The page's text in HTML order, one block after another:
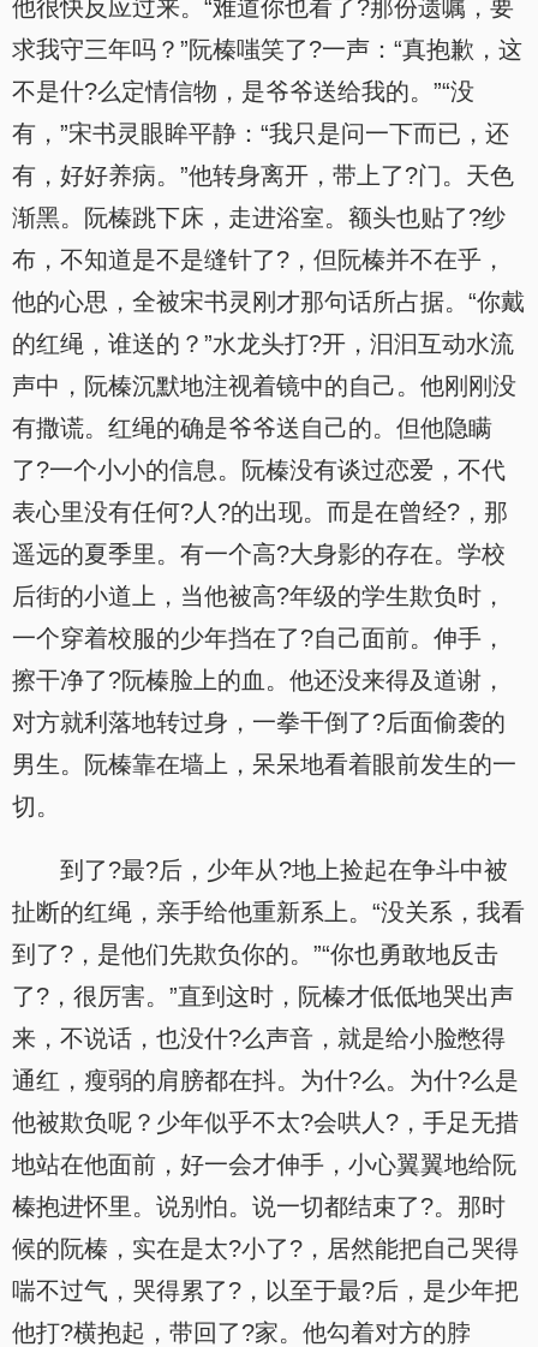
他很快反应过来。“难道你也看了?那份遗嘱，要
求我守三年吗？”阮榛嗤笑了?一声：“真抱歉，这
不是什?么定情信物，是爷爷送给我的。”“没
有，”宋书灵眼眸平静：“我只是问一下而已，还
有，好好养病。”他转身离开，带上了?门。天色
渐黑。阮榛跳下床，走进浴室。额头也贴了?纱
布，不知道是不是缝针了?，但阮榛并不在乎，
他的心思，全被宋书灵刚才那句话所占据。“你戴
的红绳，谁送的？”水龙头打?开，汩汩互动水流
声中，阮榛沉默地注视着镜中的自己。他刚刚没
有撒谎。红绳的确是爷爷送自己的。但他隐瞒
了?一个小小的信息。阮榛没有谈过恋爱，不代
表心里没有任何?人?的出现。而是在曾经?，那
遥远的夏季里。有一个高?大身影的存在。学校
后街的小道上，当他被高?年级的学生欺负时，
一个穿着校服的少年挡在了?自己面前。伸手，
擦干净了?阮榛脸上的血。他还没来得及道谢，
对方就利落地转过身，一拳干倒了?后面偷袭的
男生。阮榛靠在墙上，呆呆地看着眼前发生的一
切。
到了?最?后，少年从?地上捡起在争斗中被
扯断的红绳，亲手给他重新系上。“没关系，我看
到了?，是他们先欺负你的。”“你也勇敢地反击
了?，很厉害。”直到这时，阮榛才低低地哭出声
来，不说话，也没什?么声音，就是给小脸憋得
通红，瘦弱的肩膀都在抖。为什?么。为什?么是
他被欺负呢？少年似乎不太?会哄人?，手足无措
地站在他面前，好一会才伸手，小心翼翼地给阮
榛抱进怀里。说别怕。说一切都结束了?。那时
候的阮榛，实在是太?小了?，居然能把自己哭得
喘不过气，哭得累了?，以至于最?后，是少年把
他打?横抱起，带回了?家。他勾着对方的脖